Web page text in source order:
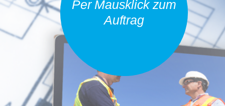
Per Mausklick zum
Auftrag